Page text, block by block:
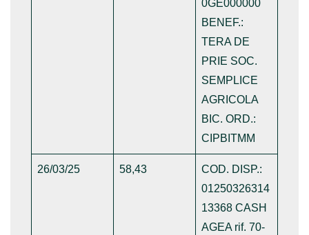
0GE000000
BENEF.:
TERA DE
PRIE SOC.
SEMPLICE
AGRICOLA
BIC. ORD.:
CIPBITMM
26/03/25 58,43
COD. DISP.:
01250326314
13368 CASH
AGEA rif. 70-